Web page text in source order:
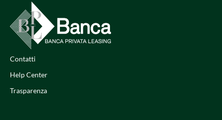
Contatti
Help Center
Trasparenza